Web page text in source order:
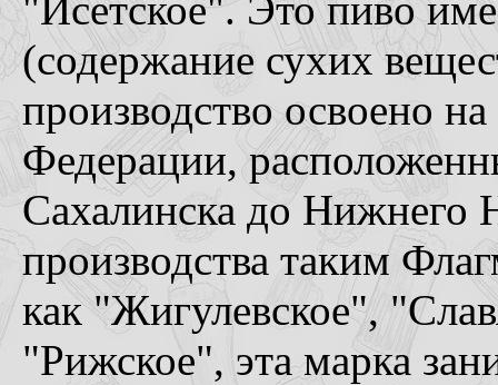
(содержание сухих
производство освоено
Федерации,
Сахалинска до Нижнего
производства таким
как "Жигулевское",
"Рижское", эта марка